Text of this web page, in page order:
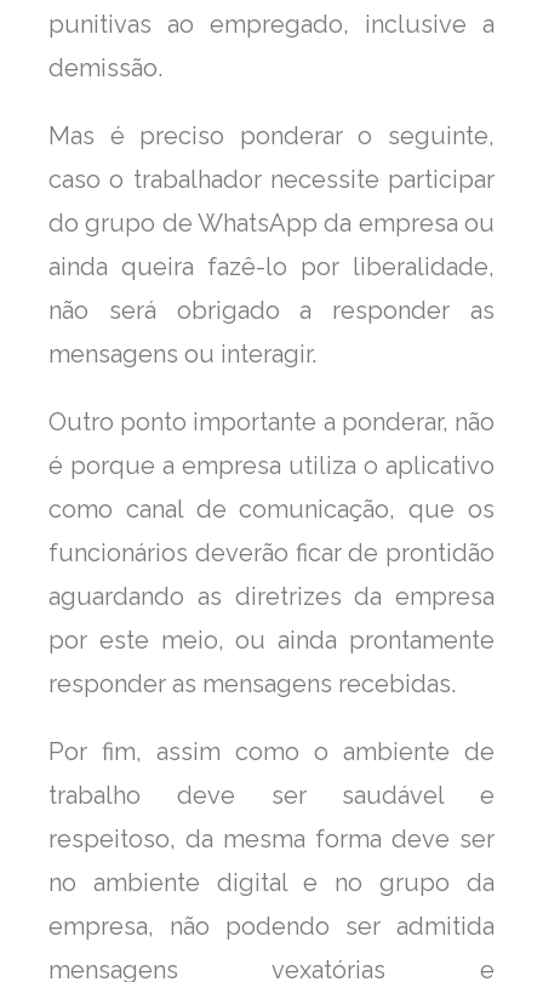
punitivas ao empregado, inclusive a
demissão.
Mas é preciso ponderar o seguinte,
caso o trabalhador necessite participar
do grupo de WhatsApp da empresa ou
ainda queira fazê-lo por liberalidade,
não será obrigado a responder as
mensagens ou interagir.
Outro ponto importante a ponderar, não
é porque a empresa utiliza o aplicativo
como canal de comunicação, que os
funcionários deverão ficar de prontidão
aguardando as diretrizes da empresa
por este meio, ou ainda prontamente
responder as mensagens recebidas.
Por fim, assim como o ambiente de
trabalho deve ser saudável e
respeitoso, da mesma forma deve ser
no ambiente digital e no grupo da
empresa, não podendo ser admitida
mensagens vexatórias e